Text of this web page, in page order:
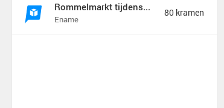
Rommelmarkt tijdens feeste t&#039;ename
Ename
80 kramen